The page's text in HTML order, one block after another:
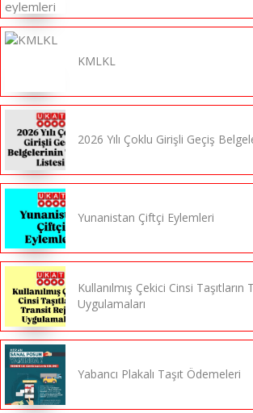
KMLKL
2026 Yılı Çoklu Girişli Geçiş
Yunanistan Çiftçi Eylemleri
Kullanılmış Çekici Cinsi
Uygulamaları
Yabancı Plakalı Taşıt Ödemeleri